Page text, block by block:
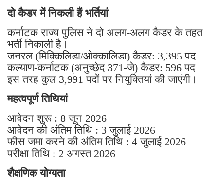
दो कैडर में निकली हैं भर्तियां
कर्नाटक राज्य पुलिस ने दो अलग-अलग कैडर के तहत
भर्ती निकाली है।
जनरल (मिक्किलिडा/ओक्कालिडा) कैडर: 3,395 पद
कल्याण-कर्नाटक (अनुच्छेद 371-जे) कैडर: 596 पद
इस तरह कुल 3,991 पदों पर नियुक्तियां की जाएंगी।
महत्वपूर्ण तिथियां
आवेदन शुरू : 8 जून 2026
आवेदन की अंतिम तिथि : 3 जुलाई 2026
फीस जमा करने की अंतिम तिथि : 4 जुलाई 2026
परीक्षा तिथि : 2 अगस्त 2026
शैक्षणिक योग्यता